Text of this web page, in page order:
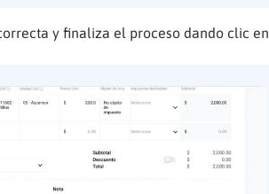
y finaliza el proceso dando clic en